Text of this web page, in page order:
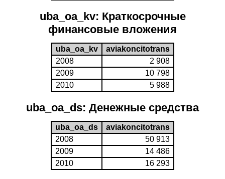
uba_oa_kv: Краткосрочные
финансовые вложения
uba_oa_kv
aviakoncitotrans
2008
2 908
2009
10 798
2010
5 988
uba_oa_ds: Денежные средства
uba_oa_ds
aviakoncitotrans
2008
50 913
2009
14 486
2010
16 293